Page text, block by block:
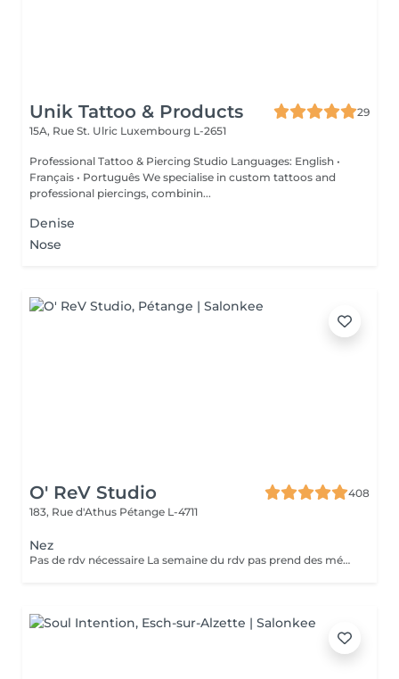
Unik Tattoo & Products
29
15A, Rue St. Ulric Luxembourg L-2651
Professional Tattoo & Piercing Studio Languages: English •
Français • Português We specialise in custom tattoos and
professional piercings, combinin...
Denise
Nose
O' ReV Studio
408
183, Rue d'Athus Pétange L-4711
Nez
Pas de rdv nécessaire La semaine du rdv pas prend des médicaments, des anti-inflamatoires, des antibiotiques et de cortisone.